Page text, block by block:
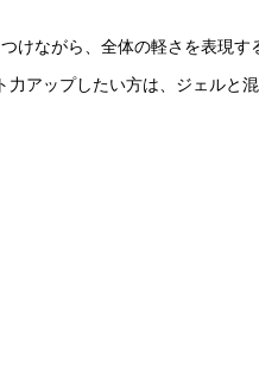
けながら、全体の軽さを表現す
アップしたい方は、ジェルと